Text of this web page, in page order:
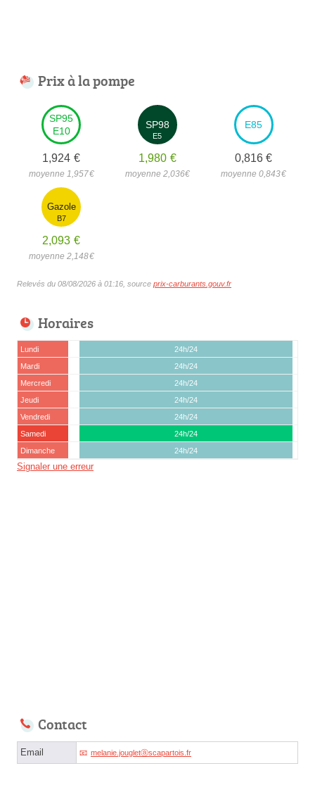
Prix à la pompe
SP95
E10
1,924 €
moyenne 1,957€
SP98
E5
1,980 €
moyenne 2,036€
E85
0,816 €
moyenne 0,843€
Gazole
B7
2,093 €
moyenne 2,148€
Relevés du 08/08/2026 à 01:16, source prix-carburants.gouv.fr
Horaires
Lundi
24h/24
Mardi
24h/24
Mercredi
24h/24
Jeudi
24h/24
Vendredi
24h/24
Samedi
24h/24
Dimanche
24h/24
Signaler une erreur
Contact
Email melanie.jougletⓐscapartois.fr